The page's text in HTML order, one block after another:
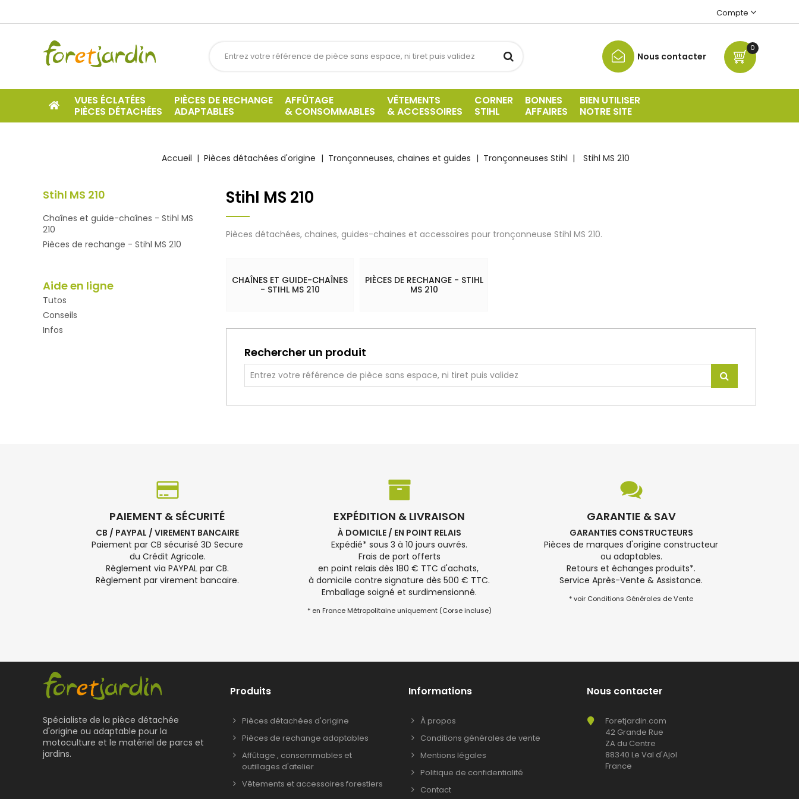
Compte
0
Nous contacter
VUES ÉCLATÉES
PIÈCES DÉTACHÉES
PIÈCES DE RECHANGE
ADAPTABLES
AFFÛTAGE
& CONSOMMABLES
VÊTEMENTS
& ACCESSOIRES
CORNER
STIHL
BONNES
AFFAIRES
BIEN UTILISER
NOTRE SITE
Accueil Pièces détachées d'origine Tronçonneuses, chaines et guides Tronçonneuses Stihl Stihl MS 210
Stihl MS 210
Chaînes et guide-chaînes - Stihl MS
210
Pièces de rechange - Stihl MS 210
Aide en ligne
Tutos
Conseils
Infos
Stihl MS 210
Pièces détachées, chaines, guides-chaines et accessoires pour tronçonneuse Stihl MS 210.
CHAÎNES ET GUIDE-CHAÎNES
- STIHL MS 210
PIÈCES DE RECHANGE - STIHL
MS 210
Rechercher un produit
PAIEMENT & SÉCURITÉ
CB / PAYPAL / VIREMENT BANCAIRE
Paiement par CB sécurisé 3D Secure
du Crédit Agricole.
Règlement via PAYPAL par CB.
Règlement par virement bancaire.
EXPÉDITION & LIVRAISON
À DOMICILE / EN POINT RELAIS
Expédié* sous 3 à 10 jours ouvrés.
Frais de port offerts
en point relais dès 180 € TTC d'achats,
à domicile contre signature dès 500 € TTC.
Emballage soigné et surdimensionné.
* en France Métropolitaine uniquement (Corse incluse)
GARANTIE & SAV
GARANTIES CONSTRUCTEURS
Pièces de marques d'origine constructeur
ou adaptables.
Retours et échanges produits*.
Service Après-Vente & Assistance.
* voir Conditions Générales de Vente
Spécialiste de la pièce détachée
d'origine ou adaptable pour la
motoculture et le matériel de parcs et
jardins.
Produits
Pièces détachées d'origine
Pièces de rechange adaptables
Affûtage , consommables et
outillages d'atelier
Vêtements et accessoires forestiers
Informations
À propos
Conditions générales de vente
Mentions légales
Politique de confidentialité
Contact
Nous contacter
Foretjardin.com
42 Grande Rue
ZA du Centre
88340 Le Val d'Ajol
France